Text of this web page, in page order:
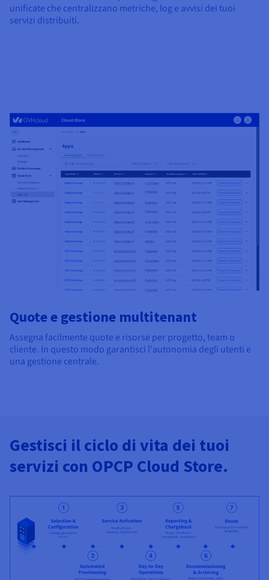
unificate che centralizzano metriche, log e avvisi dei tuoi
servizi distribuiti.
Quote e gestione multitenant
Assegna facilmente quote e risorse per progetto, team o
cliente. In questo modo garantisci l'autonomia degli utenti e
una gestione centrale.
Gestisci il ciclo di vita dei tuoi
servizi con OPCP Cloud Store.